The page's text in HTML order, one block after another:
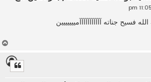
فسيح جناته آآآآآآآآآآآمييييييين